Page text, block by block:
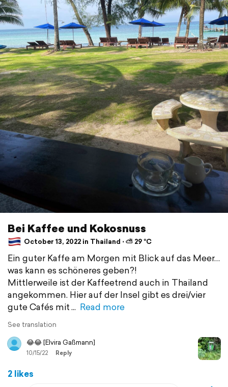
Bei Kaffee und Kokosnuss
October 13, 2022 in Thailand ⋅ ⛅ 29 °C
Ein guter Kaffe am Morgen mit Blick auf das Meer…
was kann es schöneres geben?!
Mittlerweile ist der Kaffeetrend auch in Thailand
angekommen. Hier auf der Insel gibt es drei/vier
gute Cafés mit
Read more
See translation
😂😂 [Elvira Gaßmann]
10/15/22 Reply
2 likes